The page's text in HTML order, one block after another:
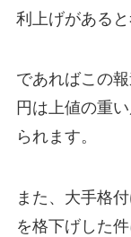
利上げがある
であればこの
円は上値の重
られます。
また、大手格
を格下げした